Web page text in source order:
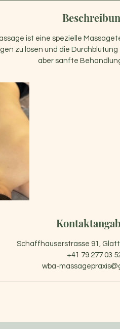
ist eine spezielle
zu lösen und die
aber sanfte
Schaffhauserstrasse 91,
+41 79 277 03
wba-